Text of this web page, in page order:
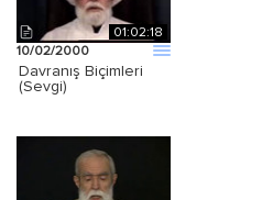
01:02:18
10/02/2000
Davranış Biçimleri
(Sevgi)